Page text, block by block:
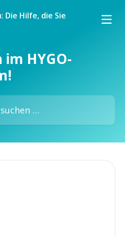
HYGO-